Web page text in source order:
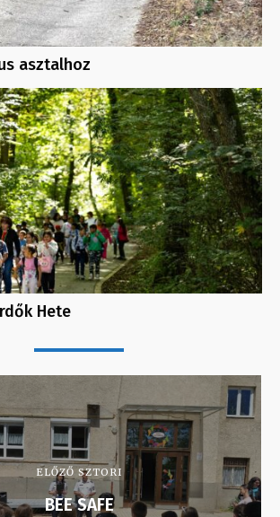
asztalhoz
Hete
ELŐZŐ SZTORI
BEE SAFE